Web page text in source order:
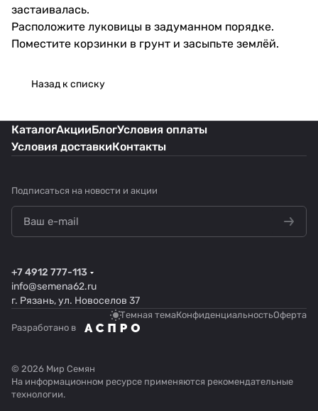
застаивалась.
Расположите луковицы в задуманном порядке.
Поместите корзинки в грунт и засыпьте землёй.
Назад к списку
КаталогАкцииБлогУсловия оплаты
Условия доставкиКонтакты
Подписаться на новости и акции
+7 4912 777-113
info@semena62.ru
г. Рязань, ул. Новоселов 37
Темная темаКонфиденциальностьОферта
Разработано в
© 2026 Мир Семян
На информационном ресурсе применяются рекомендательные
технологии.